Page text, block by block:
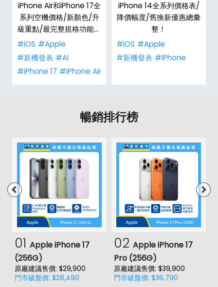
iPhone Air和iPhone 17全
系列空機價格/新顏色/升
級重點/最完整規格功能懶
人包！
#iOS #Apple
#新機發表 #AI
#iPhone 17 #iPhone Air
iPhone 14全系列價格表/
降價幅度/舊換新優惠總彙
整！
#iOS #Apple
#新機發表 #iPhone
暢銷排行榜
01 Apple iPhone 17
(256G)
原廠建議售價: $29,900
門市破盤價: $28,490
02 Apple iPhone 17
Pro (256G)
原廠建議售價: $39,900
門市破盤價: $36,790